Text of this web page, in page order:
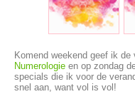
Komend weekend geef ik
Numerologie en op zondag
specials die ik voor de
snel aan, want vol is vol!